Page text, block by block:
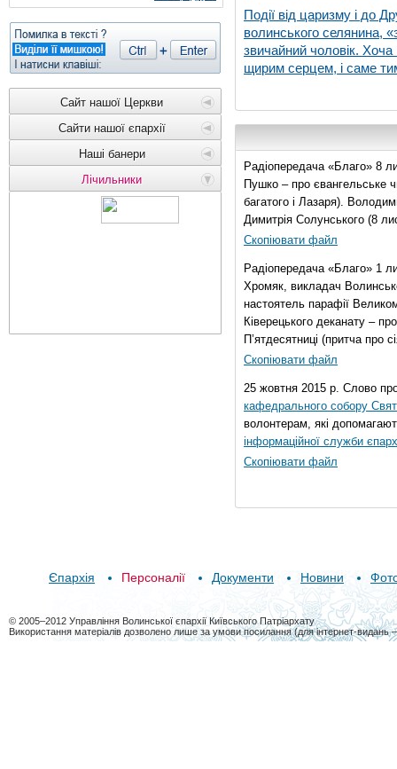
Сайт нашої Церкви
Сайти нашої єпархії
Наші банери
Лічильники
Події від царизму і до
волинського селянина,
звичайний чоловік. Хоча
щирим серцем, і саме
Радіопередача «Благо» 8
Пушко – про євангельське
багатого і Лазаря).
Димитрія Солунського (8
Скопіювати файл
Радіопередача «Благо» 1
Хромяк, викладач
настоятель парафії
Ківерецького деканату –
П’ятдесятниці (притча про
Скопіювати файл
25 жовтня 2015 р. Слово
кафедрального собору
волонтерам, які
інформаційної служби
Скопіювати файл
Єпархія Персоналії Документи Новини
© 2005–2012 Управління Волинської єпархії Київського Патріархату
Використання матеріалів дозволено лише за умови посилання (для інтернет-видань